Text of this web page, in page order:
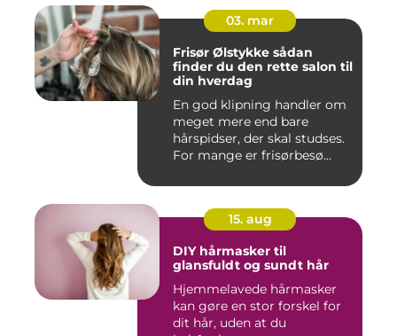
03. mar
Frisør Ølstykke sådan
finder du den rette salon til
din hverdag
En god klipning handler om
meget mere end bare
hårspidser, der skal studses.
For mange er frisørbesø...
15. aug
DIY hårmasker til
glansfuldt og sundt hår
Hjemmelavede hårmasker
kan gøre en stor forskel for
dit hår, uden at du